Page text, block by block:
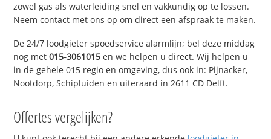
zowel gas als waterleiding snel en vakkundig op te lossen.
Neem contact met ons op om direct een afspraak te maken.
De 24/7 loodgieter spoedservice alarmlijn; bel deze middag
nog met015-3061015 en we helpen u direct. Wij helpen u
in de gehele 015 regio en omgeving, dus ook in: Pijnacker,
Nootdorp, Schipluiden en uiteraard in 2611 CD Delft.
Offertes vergelijken?